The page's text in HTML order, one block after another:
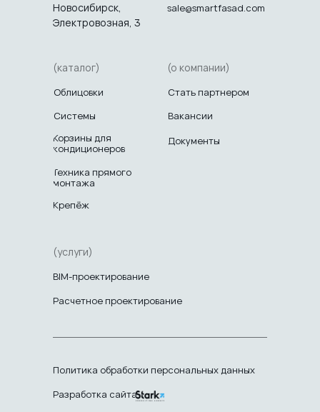
(каталог)
(услуги)
(о компании)
Новосибирск,
Электровозная, 3
sale@smartfasad.com
Облицовки
Системы
Корзины для
кондиционеров
BIM-проектирование
Расчетное проектирование
Стать партнером
Вакансии
Документы
Политика обработки персональных данных
Разработка сайта
Техника прямого
монтажа
Крепёж